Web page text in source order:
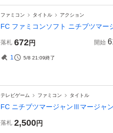
ファミコン タイトル アクション
FC ファミコンソフト ニチブツマ
落札 672円 開始
1 5/8 21:09終了
テレビゲーム ファミコン タイトル
FC ニチブツマージャンⅢマージャ
落札 2,500円